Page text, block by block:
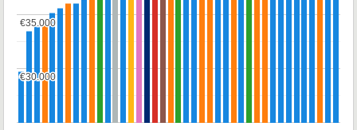
€30.000
€30.000
€35.000
€35.000